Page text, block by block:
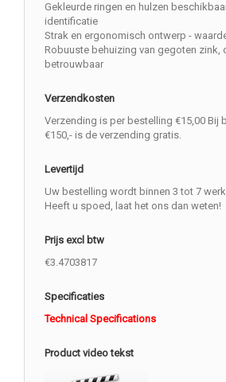
Gekleurde ringen en hulzen
identificatie
Strak en ergonomisch ontwerp -
Robuuste behuizing van gegoten zink,
betrouwbaar
Verzendkosten
Verzending is per bestelling €15,00 Bij
€150,- is de verzending gratis.
Levertijd
Uw bestelling wordt binnen 3 tot 7
Heeft u spoed, laat het ons dan weten!
Prijs excl btw
€3.4703817
Specificaties
Technical Specifications
Product video tekst